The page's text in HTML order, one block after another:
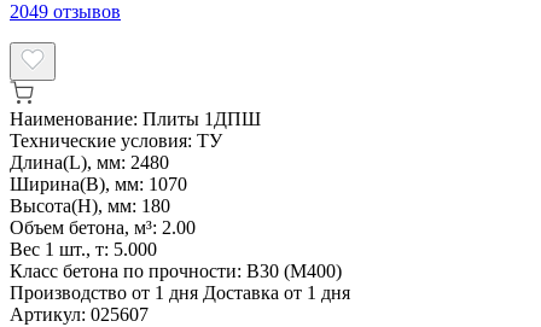
2049 отзывов
Наименование: Плиты 1ДПШ
Технические условия: ТУ
Длина(L), мм: 2480
Ширина(B), мм: 1070
Высота(H), мм: 180
Объем бетона, м³: 2.00
Вес 1 шт., т: 5.000
Класс бетона по прочности: В30 (М400)
Производство от 1 дня Доставка от 1 дня
Артикул: 025607